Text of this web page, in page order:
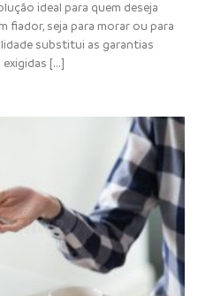
ideal para quem deseja
fiador, seja para morar ou para
substitui as garantias
[...]